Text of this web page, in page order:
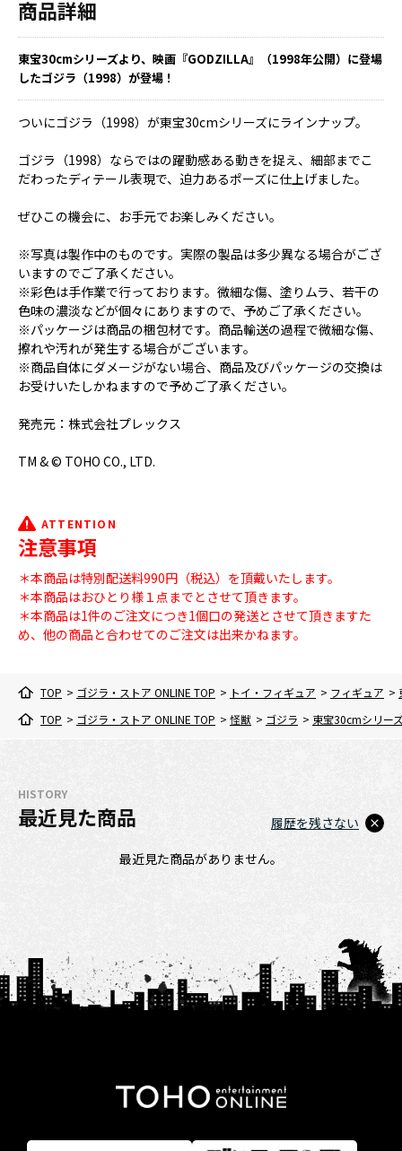
商品詳細
東宝30cmシリーズより、映画『GODZILLA』（1998年公開）に登場
したゴジラ（1998）が登場！
ついにゴジラ（1998）が東宝30cmシリーズにラインナップ。
ゴジラ（1998）ならではの躍動感ある動きを捉え、細部までこ
だわったディテール表現で、迫力あるポーズに仕上げました。
ぜひこの機会に、お手元でお楽しみください。
※写真は製作中のものです。実際の製品は多少異なる場合がござ
いますのでご了承ください。
※彩色は手作業で行っております。微細な傷、塗りムラ、若干の
色味の濃淡などが個々にありますので、予めご了承ください。
※パッケージは商品の梱包材です。商品輸送の過程で微細な傷、
擦れや汚れが発生する場合がございます。
※商品自体にダメージがない場合、商品及びパッケージの交換は
お受けいたしかねますので予めご了承ください。
発売元：株式会社プレックス
TM & © TOHO CO., LTD.
ATTENTION
注意事項
＊本商品は特別配送料990円（税込）を頂戴いたします。
＊本商品はおひとり様１点までとさせて頂きます。
＊本商品は1件のご注文につき1個口の発送とさせて頂きますた
め、他の商品と合わせてのご注文は出来かねます。
TOP > ゴジラ・ストア ONLINE TOP > トイ・フィギュア > フィギュア >
TOP > ゴジラ・ストア ONLINE TOP > 怪獣 > ゴジラ > 東宝30cmシリー
HISTORY
最近見た商品
最近見た商品がありません。
履歴を残さない